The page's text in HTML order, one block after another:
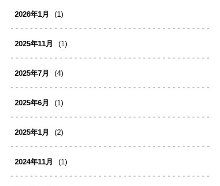
2026年1月 (1)
2025年11月 (1)
2025年7月 (4)
2025年6月 (1)
2025年1月 (2)
2024年11月 (1)